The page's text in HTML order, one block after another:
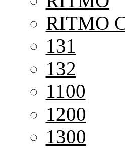
RITMO
131
132
1100
1200
1300